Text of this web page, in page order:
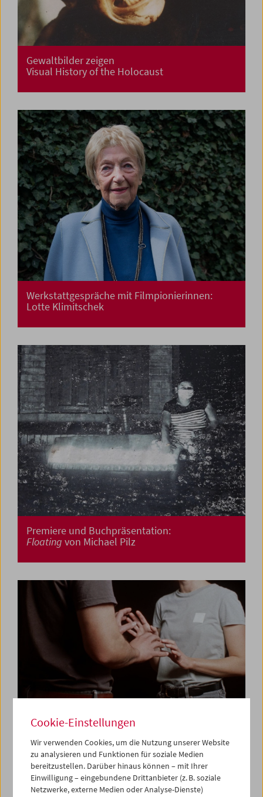
Gewaltbilder zeigen
Visual History of the Holocaust
Werkstattgespräche mit Filmpionierinnen:
Lotte Klimitschek
Premiere und Buchpräsentation:
Floating von Michael Pilz
Premiere:Am Telefon Milena Finavon Albert
Sackl
Cookie-Einstellungen
Wir verwenden Cookies, um die Nutzung unserer Website
zu analysieren und Funktionen für soziale Medien
bereitzustellen. Darüber hinaus können – mit Ihrer
Einwilligung – eingebundene Drittanbieter (z. B. soziale
Netzwerke, externe Medien oder Analyse-Dienste)